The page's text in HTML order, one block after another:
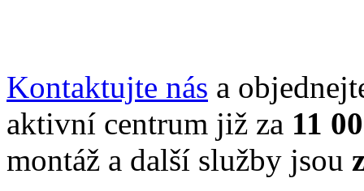
Kontaktujte nás a
aktivní centrum již za 11
montáž a další služby jsou